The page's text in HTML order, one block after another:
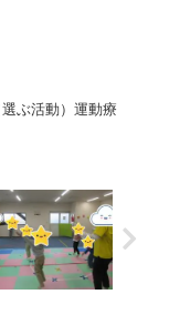
ぶ活動）運動療